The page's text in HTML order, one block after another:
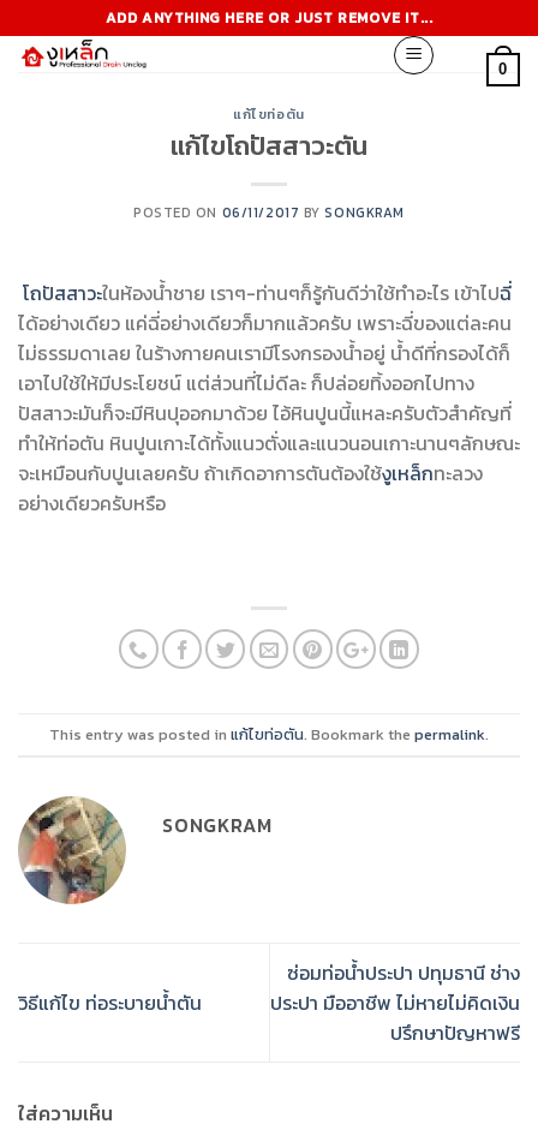
to
content
ADD ANYTHING HERE OR JUST REMOVE IT...
0
แก้ไขท่อตัน
แก้ไขโถปัสสาวะตัน
POSTED ON 06/11/2017 BYSONGKRAM
โถปัสสาวะในห้องน้ำชาย เราๆ-ท่านๆก็รู้กันดีว่าใช้ทำอะไร เข้าไปฉี่
ได้อย่างเดียว แค่ฉี่อย่างเดียวก็มากแล้วครับ เพราะฉี่ของแต่ละคน
ไม่ธรรมดาเลย ในร้างกายคนเรามีโรงกรองน้ำอยู่ น้ำดีที่กรองได้ก็
เอาไปใช้ให้มีประโยชน์ แต่ส่วนที่ไม่ดีละ ก็ปล่อยทิ้งออกไปทาง
ปัสสาวะมันก็จะมีหินปุออกมาด้วย ไอ้หินปูนนี้แหละครับตัวสำคัญที่
ทำให้ท่อตัน หินปูนเกาะได้ทั้งแนวตั่งและแนวนอนเกาะนานๆลักษณะ
จะเหมือนกับปูนเลยครับ ถ้าเกิดอาการตันต้องใช้งูเหล็กทะลวง
อย่างเดียวครับหรือ
This entry was posted in แก้ไขท่อตัน. Bookmark the permalink.
SONGKRAM
วิธีแก้ไข ท่อระบายน้ำตัน
ซ่อมท่อน้ำประปา ปทุมธานี ช่าง
ประปา มืออาชีพ ไม่หายไม่คิดเงิน
ปรึกษาปัญหาฟรี
ใส่ความเห็น